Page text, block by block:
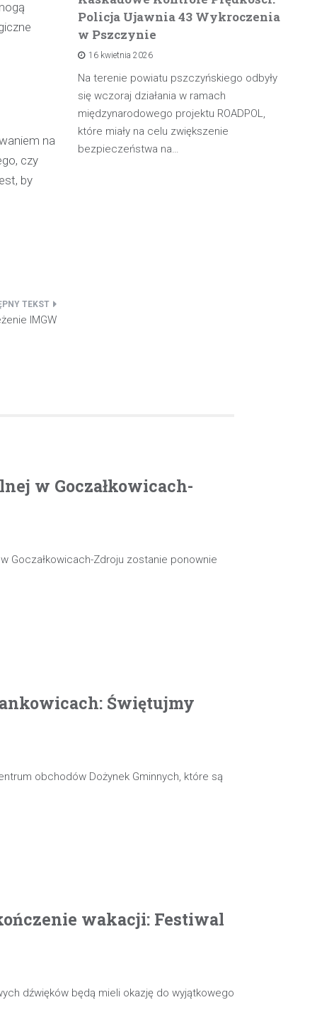
na
czy
by
IMGW
Policja Ujawnia 43 Wykroczenia
w Pszczynie
16 kwietnia 2026
Na terenie powiatu pszczyńskiego odbyły
się wczoraj działania w ramach
międzynarodowego projektu ROADPOL,
które miały na celu zwiększenie
bezpieczeństwa na…
w Goczałkowicach-
Goczałkowicach-Zdroju zostanie ponownie
Świętujmy
obchodów Dożynek Gminnych, które są
wakacji: Festiwal
dźwięków będą mieli okazję do wyjątkowego